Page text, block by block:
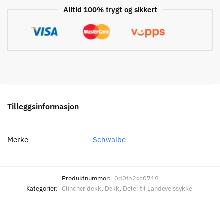
Alltid 100% trygt og sikkert
Tilleggsinformasjon
Merke Schwalbe
Produktnummer: 0d0fb2cc0719
Kategorier: Clincher dekk, Dekk, Deler til Landeveissykkel